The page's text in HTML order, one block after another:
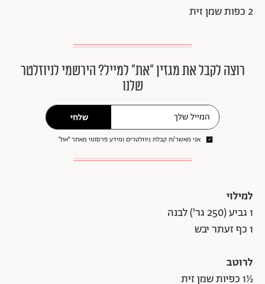
2 כפות שמן זית
רוצה לקבל את מגזין ״את״ למייל? הירשמי לניוזלטר
שלנו
שלחי
אני מאשר/ת קבלת ניוזלטרים ומידע פרסומי מאתר ״את״
למילוי
1 גביע (250 גר') לבנה
1 כף זעתר יבש
לרוטב
½1 כפיות שמן זית